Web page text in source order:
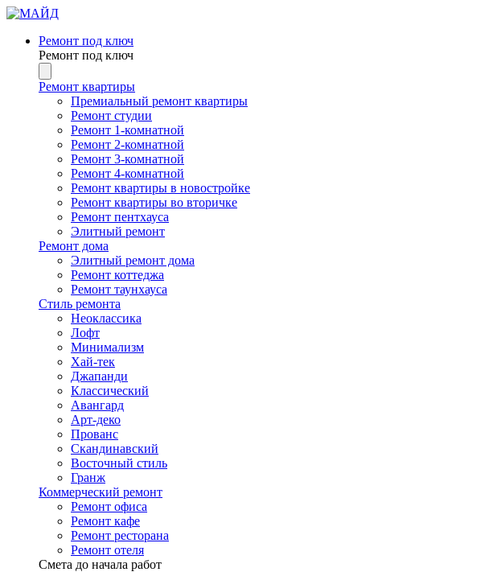
Ремонт под ключ
Ремонт под ключ
Ремонт квартиры
Премиальный ремонт квартиры
Ремонт студии
Ремонт 1-комнатной
Ремонт 2-комнатной
Ремонт 3-комнатной
Ремонт 4-комнатной
Ремонт квартиры в новостройке
Ремонт квартиры во вторичке
Ремонт пентхауса
Элитный ремонт
Ремонт дома
Элитный ремонт дома
Ремонт коттеджа
Ремонт таунхауса
Стиль ремонта
Неоклассика
Лофт
Минимализм
Хай-тек
Джапанди
Классический
Авангард
Арт-деко
Прованс
Скандинавский
Восточный стиль
Гранж
Коммерческий ремонт
Ремонт офиса
Ремонт кафе
Ремонт ресторана
Ремонт отеля
Смета до начала работ